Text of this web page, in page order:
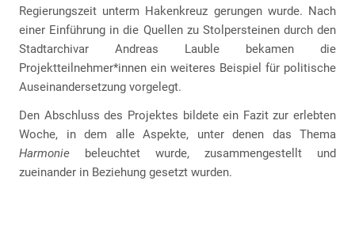
Regierungszeit unterm Hakenkreuz gerungen wurde. Nach
einer Einführung in die Quellen zu Stolpersteinen durch den
Stadtarchivar Andreas Lauble bekamen die
Projektteilnehmer*innen ein weiteres Beispiel für politische
Auseinandersetzung vorgelegt.
Den Abschluss des Projektes bildete ein Fazit zur erlebten
Woche, in dem alle Aspekte, unter denen das Thema
Harmonie beleuchtet wurde, zusammengestellt und
zueinander in Beziehung gesetzt wurden.